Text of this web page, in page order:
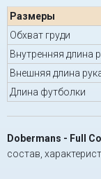
Размеры
Обхват груди
Внутренняя длина
Внешняя длина
Длина футболки
Dobermans - Full
состав,